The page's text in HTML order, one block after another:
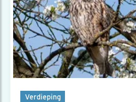
Verdieping